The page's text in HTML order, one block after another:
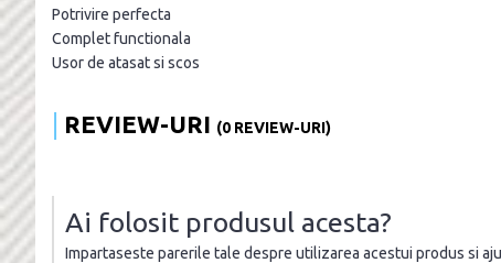
Potrivire perfecta
Complet functionala
Usor de atasat si scos
REVIEW-URI (0 REVIEW-URI)
Ai folosit produsul acesta?
Impartaseste parerile tale despre utilizarea acestui produs si